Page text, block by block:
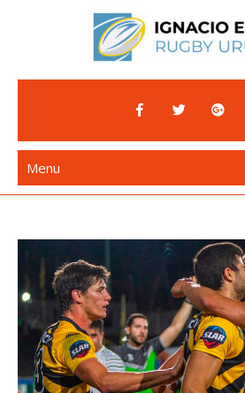
Ignacio Erhart
Rugby Uruguay
Menu